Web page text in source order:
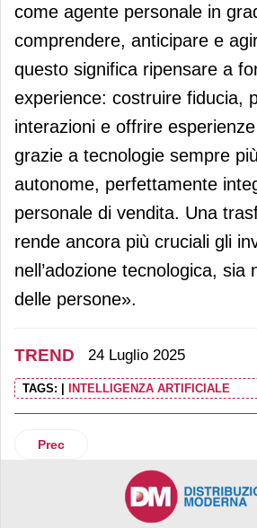
come agente personale in
comprendere, anticipare e
questo significa ripensare a
experience: costruire fiducia,
interazioni e offrire
grazie a tecnologie sempre
autonome, perfettamente
personale di vendita. Una
rende ancora più cruciali gli
nell’adozione tecnologica, sia
delle persone».
TREND 24 Luglio 2025
TAGS: | INTELLIGENZA ARTIFICIALE
Articolo precedente: L’uva da
Prec